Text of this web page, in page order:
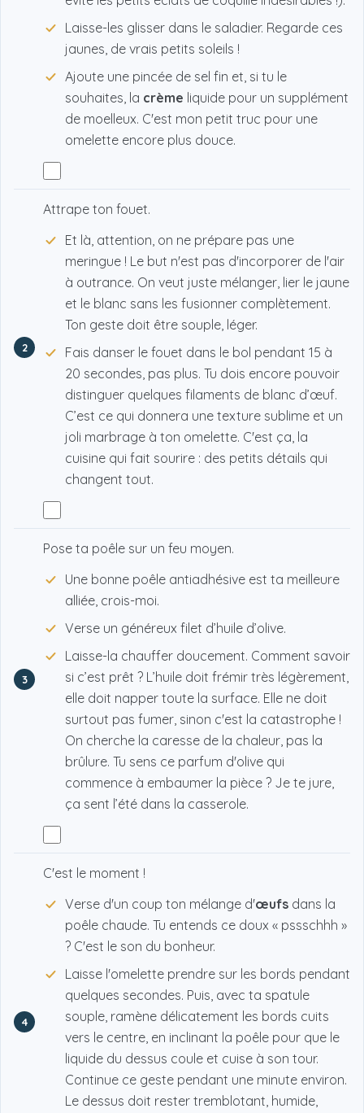
Laisse-les glisser dans le saladier. Regarde ces
jaunes, de vrais petits soleils !
Ajoute une pincée de sel fin et, si tu le
souhaites, la crème liquide pour un supplément
de moelleux. C'est mon petit truc pour une
omelette encore plus douce.
2
Attrape ton fouet.
Et là, attention, on ne prépare pas une
meringue ! Le but n'est pas d'incorporer de l'air
à outrance. On veut juste mélanger, lier le jaune
et le blanc sans les fusionner complètement.
Ton geste doit être souple, léger.
Fais danser le fouet dans le bol pendant 15 à
20 secondes, pas plus. Tu dois encore pouvoir
distinguer quelques filaments de blanc d’œuf.
C’est ce qui donnera une texture sublime et un
joli marbrage à ton omelette. C'est ça, la
cuisine qui fait sourire : des petits détails qui
changent tout.
3
Pose ta poêle sur un feu moyen.
Une bonne poêle antiadhésive est ta meilleure
alliée, crois-moi.
Verse un généreux filet d’huile d’olive.
Laisse-la chauffer doucement. Comment savoir
si c’est prêt ? L’huile doit frémir très légèrement,
elle doit napper toute la surface. Elle ne doit
surtout pas fumer, sinon c'est la catastrophe !
On cherche la caresse de la chaleur, pas la
brûlure. Tu sens ce parfum d'olive qui
commence à embaumer la pièce ? Je te jure,
ça sent l’été dans la casserole.
4
C'est le moment !
Verse d'un coup ton mélange d'œufs dans la
poêle chaude. Tu entends ce doux « pssschhh »
? C'est le son du bonheur.
Laisse l'omelette prendre sur les bords pendant
quelques secondes. Puis, avec ta spatule
souple, ramène délicatement les bords cuits
vers le centre, en inclinant la poêle pour que le
liquide du dessus coule et cuise à son tour.
Continue ce geste pendant une minute environ.
Le dessus doit rester tremblotant, humide,